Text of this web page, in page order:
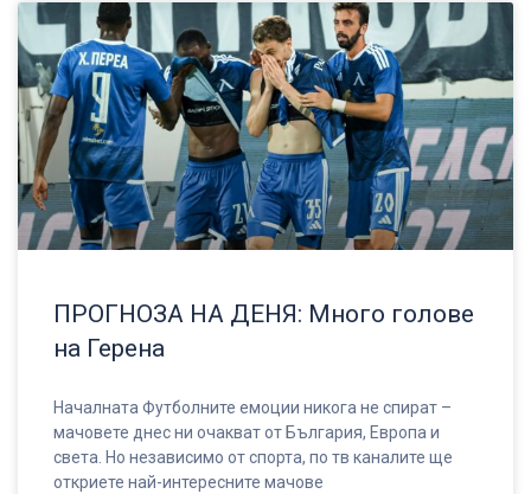
ПРОГНОЗА НА ДЕНЯ: Много голове
на Герена
Началната Футболните емоции никога не спират –
мачовете днес ни очакват от България, Европа и
света. Но независимо от спорта, по тв каналите ще
откриете най-интересните мачове